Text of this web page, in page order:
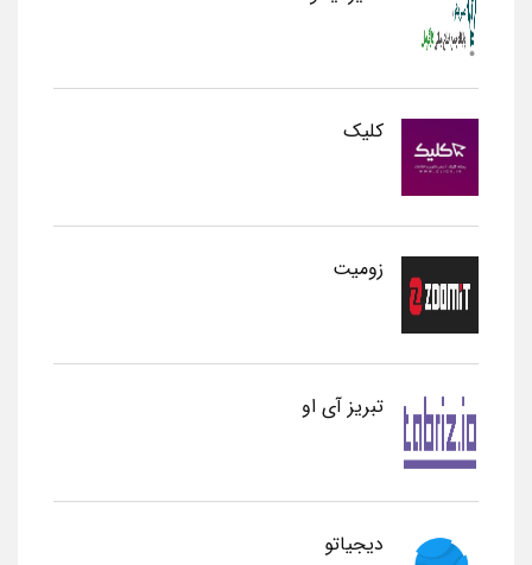
کلیک
زومیت
تبریز آی او
دیجیاتو